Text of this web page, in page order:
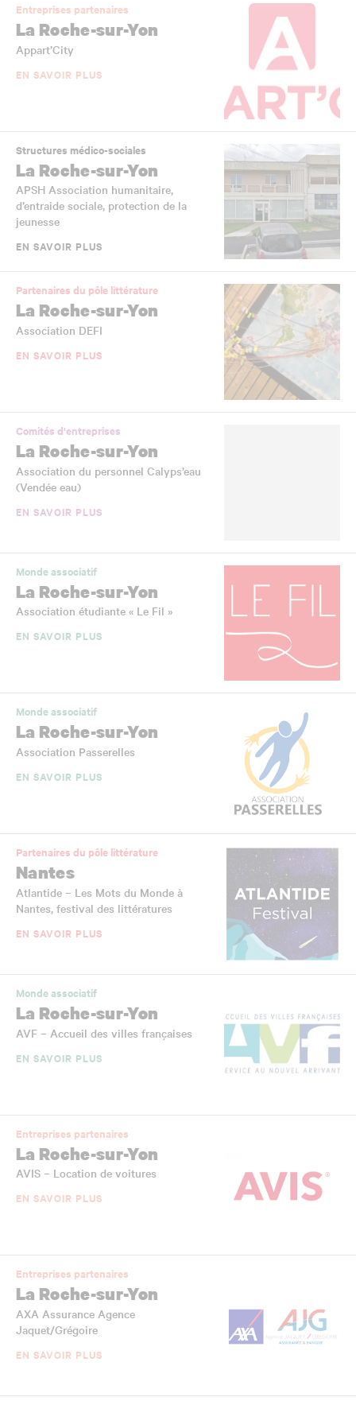
Entreprises partenaires
La Roche-sur-Yon
Appart’City
EN SAVOIR PLUS
Structures médico-sociales
La Roche-sur-Yon
APSH Association humanitaire,
d’entraide sociale, protection de la
jeunesse
EN SAVOIR PLUS
Partenaires du pôle littérature
La Roche-sur-Yon
Association DEFI
EN SAVOIR PLUS
Comités d'entreprises
La Roche-sur-Yon
Association du personnel Calyps’eau
(Vendée eau)
EN SAVOIR PLUS
Monde associatif
La Roche-sur-Yon
Association étudiante « Le Fil »
EN SAVOIR PLUS
Monde associatif
La Roche-sur-Yon
Association Passerelles
EN SAVOIR PLUS
Partenaires du pôle littérature
Nantes
Atlantide – Les Mots du Monde à
Nantes, festival des littératures
EN SAVOIR PLUS
Monde associatif
La Roche-sur-Yon
AVF – Accueil des villes françaises
EN SAVOIR PLUS
Entreprises partenaires
La Roche-sur-Yon
AVIS – Location de voitures
EN SAVOIR PLUS
Entreprises partenaires
La Roche-sur-Yon
AXA Assurance Agence
Jaquet/Grégoire
EN SAVOIR PLUS